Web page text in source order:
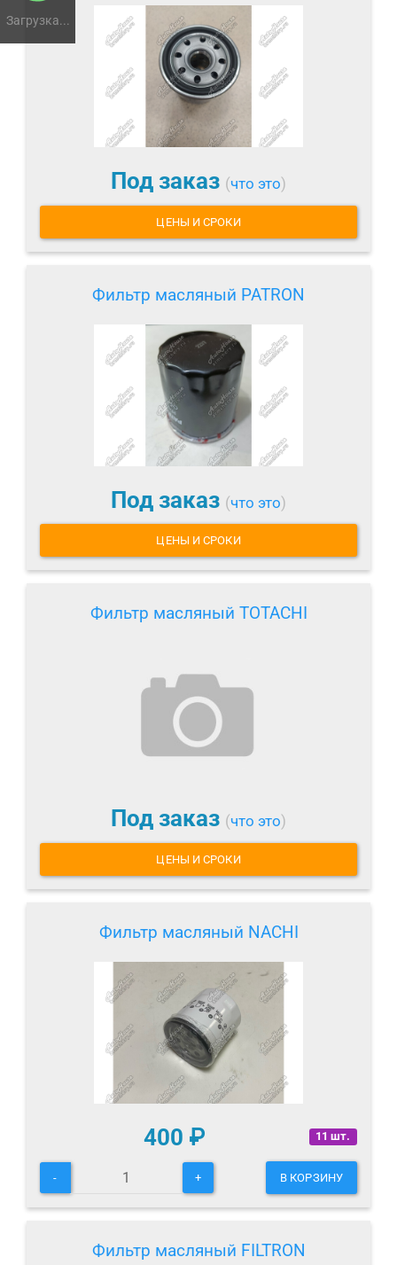
Загрузка...
Под заказ (что это)
ЦЕНЫ И СРОКИ
Фильтр масляный PATRON
Под заказ (что это)
ЦЕНЫ И СРОКИ
Фильтр масляный TOTACHI
Под заказ (что это)
ЦЕНЫ И СРОКИ
Фильтр масляный NACHI
11 шт.
400 ₽
- + В КОРЗИНУ
Фильтр масляный FILTRON